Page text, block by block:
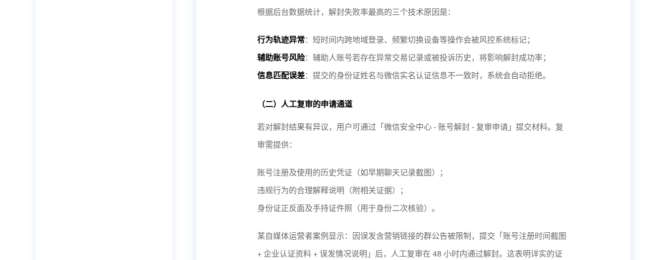
根据后台数据统计，解封失败率最高的三个技术原因是：
行为轨迹异常：短时间内跨地域登录、频繁切换设备等操作会被风控系统标记；
辅助账号风险：辅助人账号若存在异常交易记录或被投诉历史，将影响解封成功率；
信息匹配误差：提交的身份证姓名与微信实名认证信息不一致时，系统会自动拒绝。
（二）人工复审的申请通道
若对解封结果有异议，用户可通过「微信安全中心 - 账号解封 - 复审申请」提交材料。复
审需提供：
账号注册及使用的历史凭证（如早期聊天记录截图）；
违规行为的合理解释说明（附相关证据）；
身份证正反面及手持证件照（用于身份二次核验）。
某自媒体运营者案例显示：因误发含营销链接的群公告被限制，提交「账号注册时间截图
+ 企业认证资料 + 误发情况说明」后，人工复审在 48 小时内通过解封。这表明详实的证